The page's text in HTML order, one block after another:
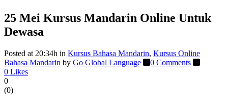
25 Mei Kursus Mandarin Online Untuk
Dewasa
Posted at 20:34h in Kursus Bahasa Mandarin, Kursus Online
Bahasa Mandarin by Go Global Language
0 Comments
0 Likes
0
(0)